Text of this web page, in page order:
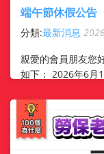
端午節休假公告
分類:最新消息
親愛的會員朋友您
如下： 2026年6月